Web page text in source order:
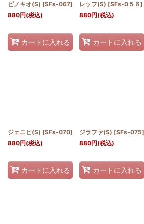
ピノキオ(S) [SFs-067]
880円(税込)
カートに入れる
レッフ(S) [SFs-0５６]
880円(税込)
カートに入れる
ジェニヒ(S) [SFs-070]
880円(税込)
カートに入れる
ジラファ(S) [SFs-075]
880円(税込)
カートに入れる